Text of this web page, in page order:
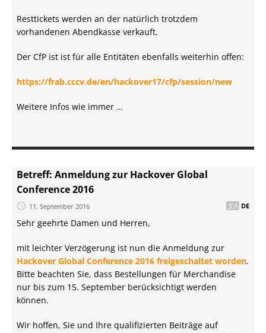
Resttickets werden an der natürlich trotzdem
vorhandenen Abendkasse verkauft.
Der CfP ist ist für alle Entitäten ebenfalls weiterhin offen:
https://frab.cccv.de/en/hackover17/cfp/session/new
Weitere Infos wie immer …
Betreff: Anmeldung zur Hackover Global
Conference 2016
11. September 2016 DE
Sehr geehrte Damen und Herren,
mit leichter Verzögerung ist nun die Anmeldung zur
Hackover Global Conference 2016 freigeschaltet worden.
Bitte beachten Sie, dass Bestellungen für Merchandise
nur bis zum 15. September berücksichtigt werden
können.
Wir hoffen, Sie und Ihre qualifizierten Beiträge auf